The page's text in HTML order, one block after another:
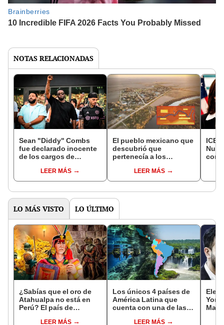
NOTAS RELACIONADAS
Sean "Diddy" Combs
fue declarado inocente
de los cargos de
sexual, pero podría ir 20
años a prisión por otros
LEER MÁS
El pueblo mexicano que
descubrió que
pertenecía a los
una de las fronteras más
vigiladas del mundo
LEER MÁS
ICE
LO MÁS VISTO LO ÚLTIMO
¿Sabías que el oro de
Atahualpa no está en
Perú? El país de
ocultan el tesoro
LEER MÁS
Los únicos 4 países de
América Latina que
cuenta con una de las
agua de la Tierra
LEER MÁS
York